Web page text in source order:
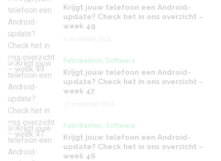
Krijgt jouw telefoon een Android-
update? Check het in ons overzicht –
week 49
Fabrikanten, Software
Krijgt jouw telefoon een Android-
update? Check het in ons overzicht –
week 47
Fabrikanten, Software
Krijgt jouw telefoon een Android-
update? Check het in ons overzicht –
week 46